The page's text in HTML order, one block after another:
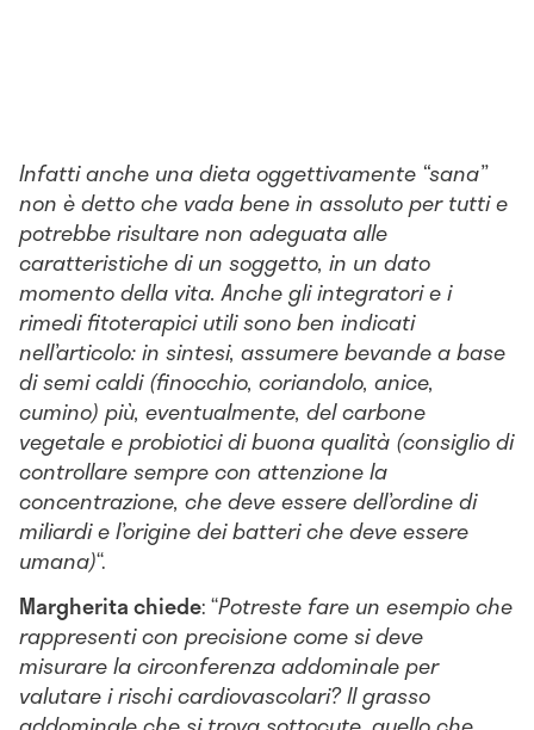
Infatti anche una dieta oggettivamente “sana”
non è detto che vada bene in assoluto per tutti e
potrebbe risultare non adeguata alle
caratteristiche di un soggetto, in un dato
momento della vita. Anche gli integratori e i
rimedi fitoterapici utili sono ben indicati
nell’articolo: in sintesi, assumere bevande a base
di semi caldi (finocchio, coriandolo, anice,
cumino) più, eventualmente, del carbone
vegetale e probiotici di buona qualità (consiglio di
controllare sempre con attenzione la
concentrazione, che deve essere dell’ordine di
miliardi e l’origine dei batteri che deve essere
umana)“.
Margherita chiede: “Potreste fare un esempio che
rappresenti con precisione come si deve
misurare la circonferenza addominale per
valutare i rischi cardiovascolari? Il grasso